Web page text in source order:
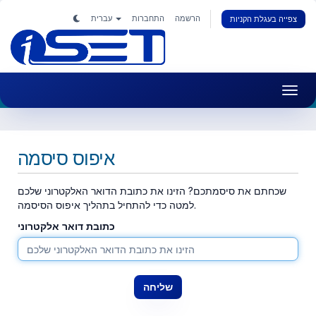
התחברות הרשמה צפייה בעגלת הקניות
איפוס סיסמה
שכחתם את סיסמתכם? הזינו את כתובת הדואר האלקטרוני שלכם
למטה כדי להתחיל בתהליך איפוס הסיסמה.
כתובת דואר אלקטרוני
שליחה